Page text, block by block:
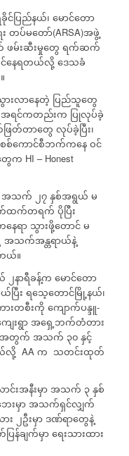
ပြည်နယ်၊ မောင်တော
တပ်မတော်(ARSA)အဖွဲ့
ဖမ်းဆီးမှုတွေ ရက်ဆက်
နေရတယ်လို့ ဒေသခံ
ားလာနေတဲ့ ပြည်သူတွေ
ရင်ကတည်းက ပြုလုပ်ခဲ့
တ်တာတွေ လုပ်ခဲ့ပြီး၊
စ်ကောင်စီဘက်ကနေ ဝင်
HI – Honest
က အသက် ၂၇ နှစ်အရွယ် မ
ထက်တရက် ပိုပြီး
ေရာ သွားဖို့တောင် မ
အသက်အန္တရာယ်နဲ့
ယ်။
နာရီခန့်က မောင်တော
ပြီး ရသေ့တောင်မြို့နယ်၊
းတစီးကို ကျောက်ပန္ဒူ-
ျေးရွာ အရှေ့ဘက်တံတား
အတွက် အသက် ၃၀ နှင့်
ယ်လို့ AA က သတင်းထုတ်
င်းအနီးမှာ အသက် ၃ နှစ်
းမှာ အသက်ရှင်လျှက်
း ၂ဦးမှာ ဒဏ်ရာတွေနဲ့
ချက်မှာ ရေးသားထား